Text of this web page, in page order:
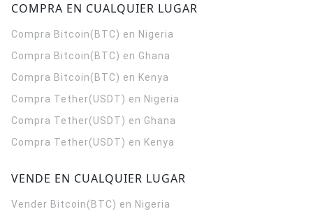
COMPRA EN CUALQUIER LUGAR
Compra Bitcoin(BTC) en Nigeria
Compra Bitcoin(BTC) en Ghana
Compra Bitcoin(BTC) en Kenya
Compra Tether(USDT) en Nigeria
Compra Tether(USDT) en Ghana
Compra Tether(USDT) en Kenya
VENDE EN CUALQUIER LUGAR
Vender Bitcoin(BTC) en Nigeria